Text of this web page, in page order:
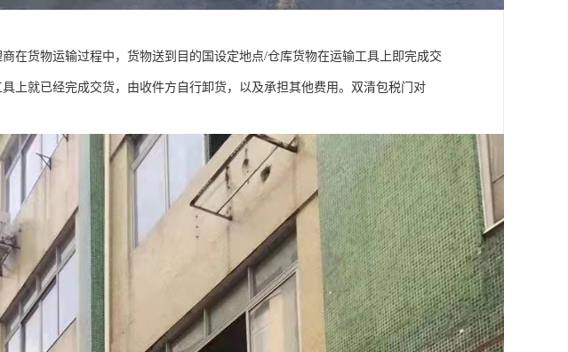
在货物运输过程中，货物送到目的国设定地点/仓库货物在运输工具上即完成交
上就已经完成交货，由收件方自行卸货，以及承担其他费用。双清包税门对